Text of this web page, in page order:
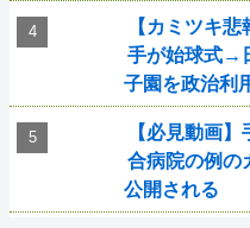
【カミツキ
手が始球式→
子園を政治利
【必見動画
合病院の例の
公開される